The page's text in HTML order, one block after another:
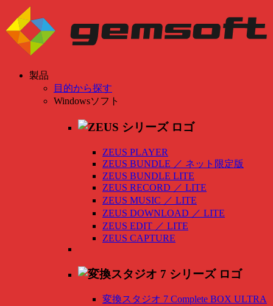
製品
目的から探す
Windowsソフト
ZEUS PLAYER
ZEUS BUNDLE ／ ネット限定版
ZEUS BUNDLE LITE
ZEUS RECORD ／ LITE
ZEUS MUSIC ／ LITE
ZEUS DOWNLOAD ／ LITE
ZEUS EDIT ／ LITE
ZEUS CAPTURE
変換スタジオ 7 Complete BOX ULTRA